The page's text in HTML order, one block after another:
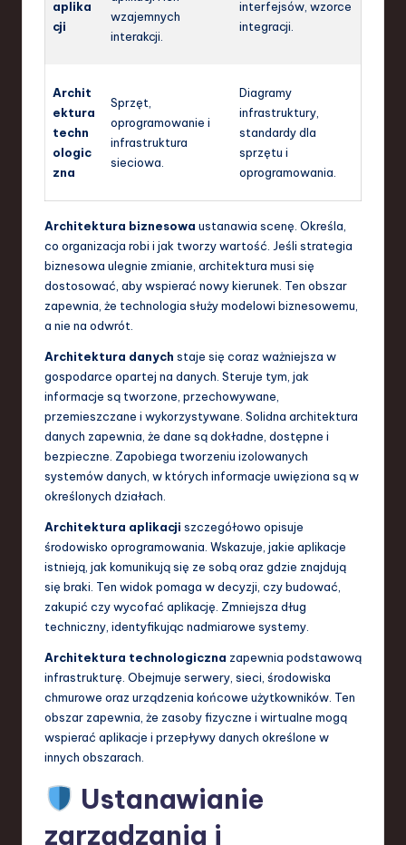
aplika
cji
wzajemnych
interakcji.
interfejsów, wzorce
integracji.
Archit
ektura
techn
ologic
zna
Sprzęt,
oprogramowanie i
infrastruktura
sieciowa.
Diagramy
infrastruktury,
standardy dla
sprzętu i
oprogramowania.
Architektura biznesowa ustanawia scenę. Określa,
co organizacja robi i jak tworzy wartość. Jeśli strategia
biznesowa ulegnie zmianie, architektura musi się
dostosować, aby wspierać nowy kierunek. Ten obszar
zapewnia, że technologia służy modelowi biznesowemu,
a nie na odwrót.
Architektura danych staje się coraz ważniejsza w
gospodarce opartej na danych. Steruje tym, jak
informacje są tworzone, przechowywane,
przemieszczane i wykorzystywane. Solidna architektura
danych zapewnia, że dane są dokładne, dostępne i
bezpieczne. Zapobiega tworzeniu izolowanych
systemów danych, w których informacje uwięziona są w
określonych działach.
Architektura aplikacji szczegółowo opisuje
środowisko oprogramowania. Wskazuje, jakie aplikacje
istnieją, jak komunikują się ze sobą oraz gdzie znajdują
się braki. Ten widok pomaga w decyzji, czy budować,
zakupić czy wycofać aplikację. Zmniejsza dług
techniczny, identyfikując nadmiarowe systemy.
Architektura technologiczna zapewnia podstawową
infrastrukturę. Obejmuje serwery, sieci, środowiska
chmurowe oraz urządzenia końcowe użytkowników. Ten
obszar zapewnia, że zasoby fizyczne i wirtualne mogą
wspierać aplikacje i przepływy danych określone w
innych obszarach.
Ustanawianie
zarządzania i